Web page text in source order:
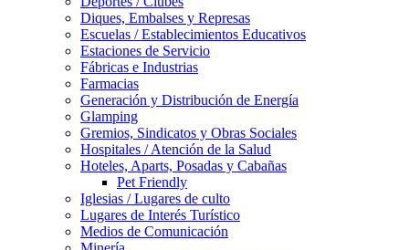
Diques, Embalses y Represas
Escuelas / Establecimientos Educativos
Estaciones de Servicio
Fábricas e Industrias
Farmacias
Generación y Distribución de Energía
Glamping
Gremios, Sindicatos y Obras Sociales
Hospitales / Atención de la Salud
Hoteles, Aparts, Posadas y Cabañas
Pet Friendly
Iglesias / Lugares de culto
Lugares de Interés Turístico
Medios de Comunicación